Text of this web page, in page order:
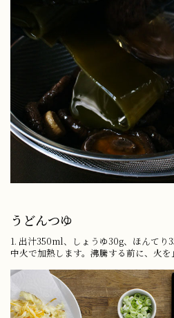
うどんつゆ
1. 出汁350ml、しょうゆ30g、ほんてり
中火で加熱します。沸騰する前に、火を